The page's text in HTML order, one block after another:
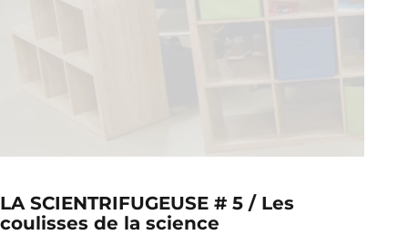
LA SCIENTRIFUGEUSE # 5 / Les
coulisses de la science